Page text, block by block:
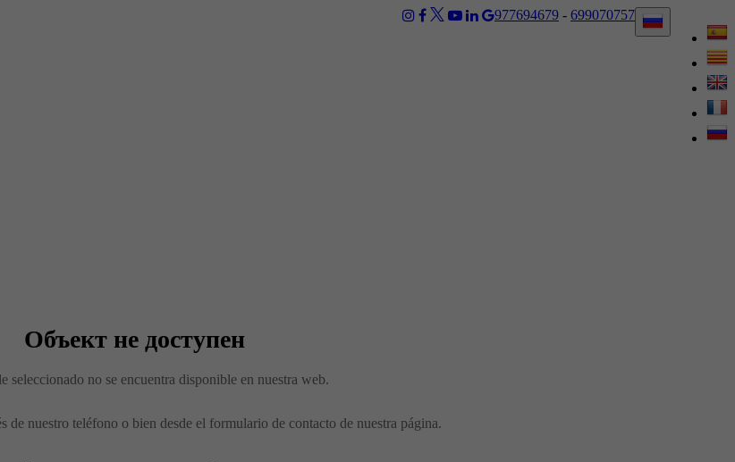
977694679 - 699070757
Объект не доступен
seleccionado no se encuentra disponible en nuestra web.
de nuestro teléfono o bien desde el formulario de contacto de nuestra página.